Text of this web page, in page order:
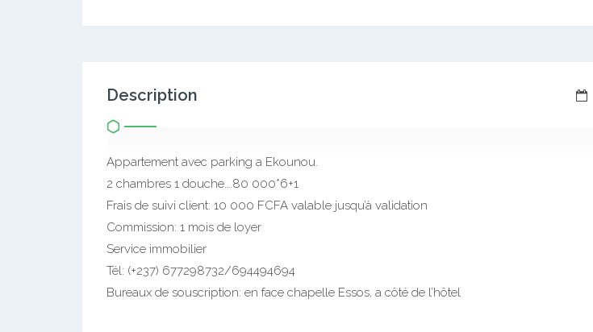
Description
Appartement avec parking a Ekounou.
2 chambres 1 douche….80 000*6+1
Frais de suivi client: 10 000 FCFA valable jusqu’à validation
Commission: 1 mois de loyer
Service immobilier
Tél: (+237) 677298732/694494694
Bureaux de souscription: en face chapelle Essos, a côté de l’hôtel